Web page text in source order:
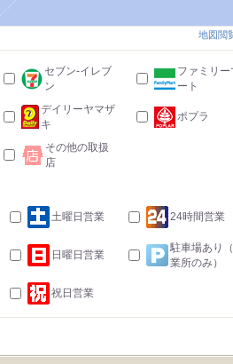
地図閲
セブン-イレブ
ン
ファミリー
ート
デイリーヤマザ
キ
ポプラ
その他の取扱
店
土曜日営業 24時間営業
日曜日営業
駐車場あり
業所のみ）
祝日営業